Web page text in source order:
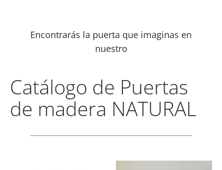
Encontrarás la puerta que imaginas en
nuestro
Catálogo de Puertas
de madera NATURAL